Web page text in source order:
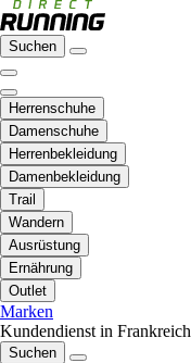
Suchen
Herrenschuhe
Damenschuhe
Herrenbekleidung
Damenbekleidung
Trail
Wandern
Ausrüstung
Ernährung
Outlet
Marken
Kundendienst in Frankreich
Suchen